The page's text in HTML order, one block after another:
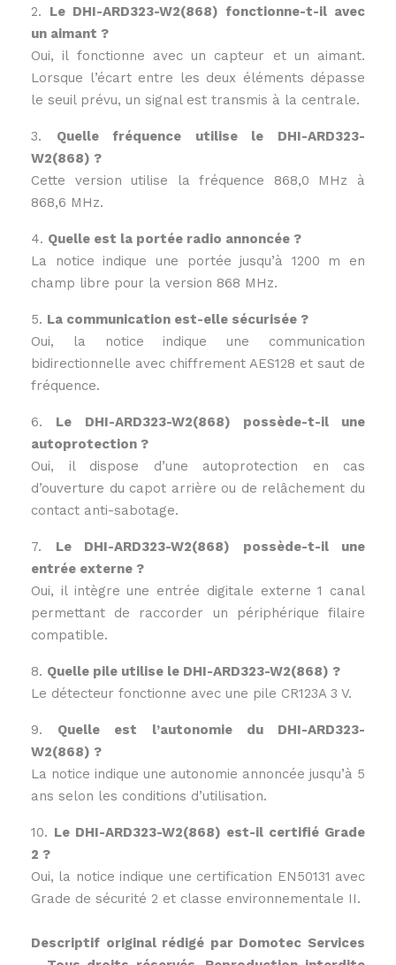
2. Le DHI-ARD323-W2(868) fonctionne-t-il avec
un aimant ?
Oui, il fonctionne avec un capteur et un aimant.
Lorsque l’écart entre les deux éléments dépasse
le seuil prévu, un signal est transmis à la centrale.
3. Quelle fréquence utilise le DHI-ARD323-
W2(868) ?
Cette version utilise la fréquence 868,0 MHz à
868,6 MHz.
4. Quelle est la portée radio annoncée ?
La notice indique une portée jusqu’à 1200 m en
champ libre pour la version 868 MHz.
5. La communication est-elle sécurisée ?
Oui, la notice indique une communication
bidirectionnelle avec chiffrement AES128 et saut de
fréquence.
6. Le DHI-ARD323-W2(868) possède-t-il une
autoprotection ?
Oui, il dispose d’une autoprotection en cas
d’ouverture du capot arrière ou de relâchement du
contact anti-sabotage.
7. Le DHI-ARD323-W2(868) possède-t-il une
entrée externe ?
Oui, il intègre une entrée digitale externe 1 canal
permettant de raccorder un périphérique filaire
compatible.
8. Quelle pile utilise le DHI-ARD323-W2(868) ?
Le détecteur fonctionne avec une pile CR123A 3 V.
9. Quelle est l’autonomie du DHI-ARD323-
W2(868) ?
La notice indique une autonomie annoncée jusqu’à 5
ans selon les conditions d’utilisation.
10. Le DHI-ARD323-W2(868) est-il certifié Grade
2 ?
Oui, la notice indique une certification EN50131 avec
Grade de sécurité 2 et classe environnementale II.
Descriptif original rédigé par Domotec Services